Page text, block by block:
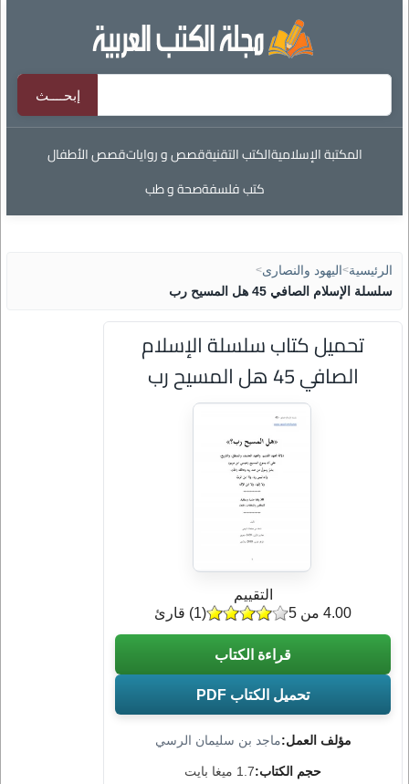
المكتبة الإسلاميةالكتب التقنيةقصص و رواياتقصص الأطفال
كتب فلسفةصحة و طب
الرئيسية> اليهود والنصارى>
سلسلة الإسلام الصافي 45 هل المسيح رب
تحميل كتاب سلسلة الإسلام
الصافي 45 هل المسيح رب
مؤلف العمل:ماجد بن سليمان الرسي
حجم الكتاب:1.7 ميغا بايت
التقييم
(
1) قارئ 4.00 من 5
قراءة الكتاب
تحميل الكتاب PDF